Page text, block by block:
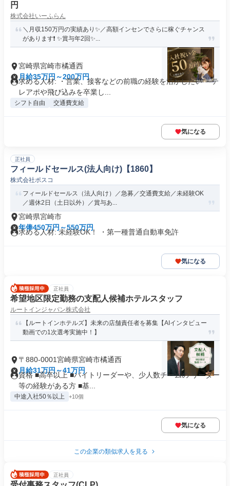
円
株式会社いーふらん
＼月収150万円の実績あり✨／高額インセンでさらに稼ぐチャンス
があります❗ ✨賞与年2回✨...
宮崎県宮崎市橘通西
月給35万円～200万円
求める人材: ・営業、接客などの前職の経験を活かしたい ・テ
レアポや飛び込みを卒業し...
シフト自由 交通費支給
気になる
正社員
フィールドセールス(法人向け)【1860】
株式会社ポスコ
フィールドセールス（法人向け）／急募／交通費支給／未経験OK
／週休2日（土日以外）／賞与あ...
宮崎県宮崎市
年俸450万円～550万円
求める人材: 未経験OK！ ・第一種普通自動車免許
気になる
正社員
希望地区限定勤務の支配人候補ホテルスタッフ
ルートインジャパン株式会社
【ルートインホテルズ】未来の店舗責任者を募集【AIインタビュー
動画での1次選考実施中！】
〒880-0001宮崎県宮崎市橘通西
月給31万円～41万円
資格 ■高卒以上 ■バイトリーダーや、少人数チームの リーダー
等の経験がある方 ■基...
中途入社50％以上 +10個
気になる
この企業の類似求人を見る
正社員